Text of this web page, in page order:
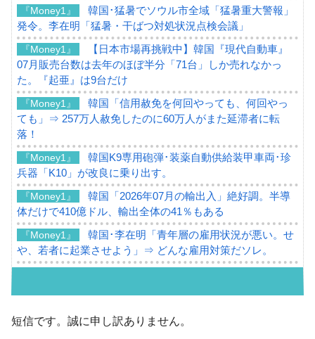
『Money1』
韓国･猛暑でソウル市全域「猛暑重大警報」
発令。李在明「猛暑・干ばつ対処状況点検会議」
『Money1』
【日本市場再挑戦中】韓国『現代自動車』
07月販売台数は去年のほぼ半分「71台」しか売れなかっ
た。『起亜』は9台だけ
『Money1』
韓国「信用赦免を何回やっても、何回やっ
ても」⇒ 257万人赦免したのに60万人がまた延滞者に転
落！
『Money1』
韓国K9専用砲弾･装薬自動供給装甲車両･珍
兵器「K10」が改良に乗り出す。
『Money1』
韓国「2026年07月の輸出入」絶好調。半導
体だけで410億ドル、輸出全体の41％もある
『Money1』
韓国･李在明「青年層の雇用状況が悪い。せ
や、若者に起業させよう」⇒ どんな雇用対策だソレ。
『Money1』
韓国「ここは北朝鮮なのか。選管がサーバ
ーにウソのデータを入力したのは明白だ」
短信です。誠に申し訳ありません。